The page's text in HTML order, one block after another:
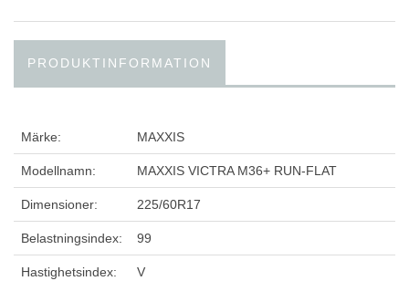
PRODUKTINFORMATION
Märke: MAXXIS
Modellnamn: MAXXIS VICTRA M36+ RUN-FLAT
Dimensioner: 225/60R17
Belastningsindex: 99
Hastighetsindex: V